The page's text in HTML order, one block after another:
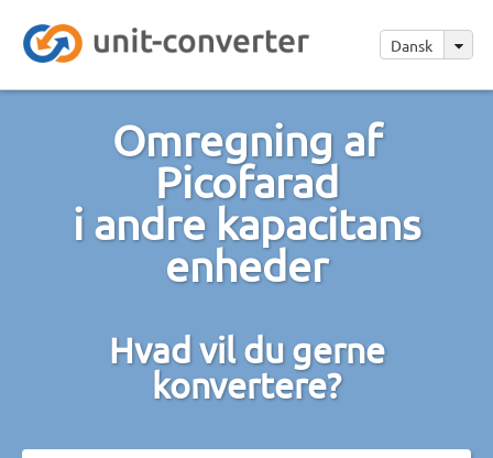
Dansk
Omregning af
Picofarad
i andre kapacitans
enheder
Hvad vil du gerne
konvertere?